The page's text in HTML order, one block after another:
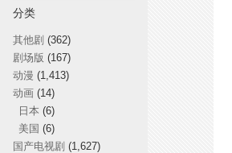
分类
其他剧 (362)
剧场版 (167)
动漫 (1,413)
动画 (14)
日本 (6)
美国 (6)
国产电视剧 (1,627)